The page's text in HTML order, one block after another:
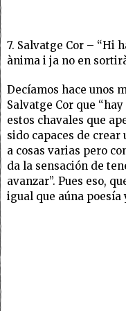
7. Salvatge Cor – “Hi
ànima i ja no en
Decíamos hace unos
Salvatge Cor que
estos chavales que
sido capaces de
a cosas varias pero
da la sensación de
avanzar”. Pues eso,
igual que aúna